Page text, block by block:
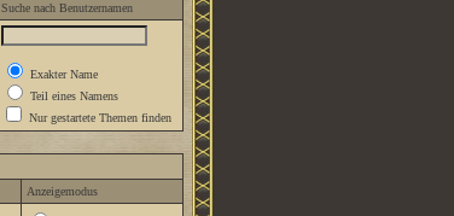
Suche nach Benutzernamen
Exakter Name
Teil eines Namens
Nur gestartete Themen finden
Anzeigemodus